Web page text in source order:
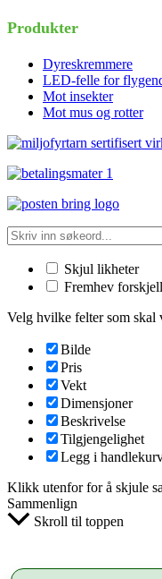
Produkter
Dyreskremmere
LED-felle for
Mot insekter
Mot mus og rotter
Skjul likheter
Fremhev
Velg hvilke felter som skal
Bilde
Pris
Vekt
Dimensjoner
Beskrivelse
Tilgjengelighet
Legg i
Klikk utenfor for å skjule
Sammenlign
Skroll til toppen